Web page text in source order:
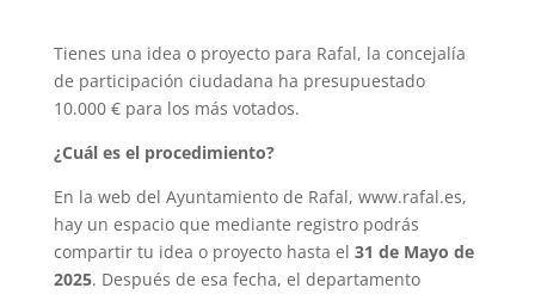
Tienes una idea o proyecto para Rafal, la concejalía
de participación ciudadana ha presupuestado
10.000 € para los más votados.
¿Cuál es el procedimiento?
En la web del Ayuntamiento de Rafal, www.rafal.es,
hay un espacio que mediante registro podrás
compartir tu idea o proyecto hasta el 31 de Mayo de
2025. Después de esa fecha, el departamento